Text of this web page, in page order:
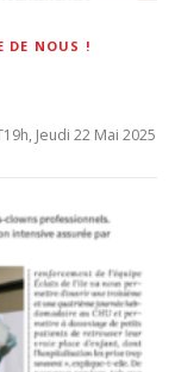
DE NOUS !
Jeudi 22 Mai 2025